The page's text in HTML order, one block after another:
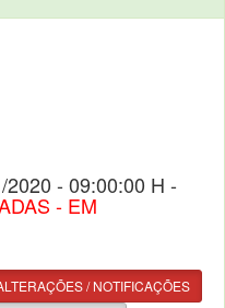
2020 - 09:00:00 H -
- EM
/ NOTIFICAÇÕES